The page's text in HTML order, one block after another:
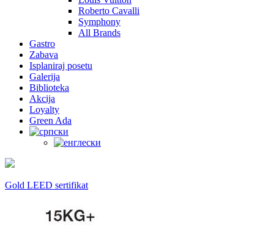
Roberto Cavalli
Symphony
All Brands
Gastro
Zabava
Isplaniraj posetu
Galerija
Biblioteka
Akcija
Loyalty
Green Ada
Gold LEED sertifikat